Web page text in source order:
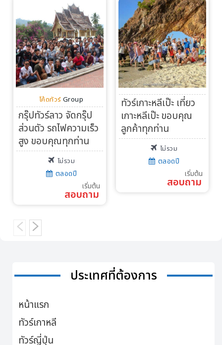
โค้ดทัวร์ Group
กรุ๊ปทัวร์ลาว จัดกรุ๊ป
ส่วนตัว รถไฟความเร็ว
สูง ขอบคุณทุกท่าน
ไม่รวม
ตลอดปี
เริ่มต้น
สอบถาม
ทัวร์เกาะหลีเป๊ะ เที่ยว
เกาะหลีเป๊ะ ขอบคุณ
ลูกค้าทุกท่าน
ไม่รวม
ตลอดปี
เริ่มต้น
สอบถาม
ประเทศที่ต้องการ
หน้าแรก
ทัวร์เกาหลี
ทัวร์ญี่ปุ่น